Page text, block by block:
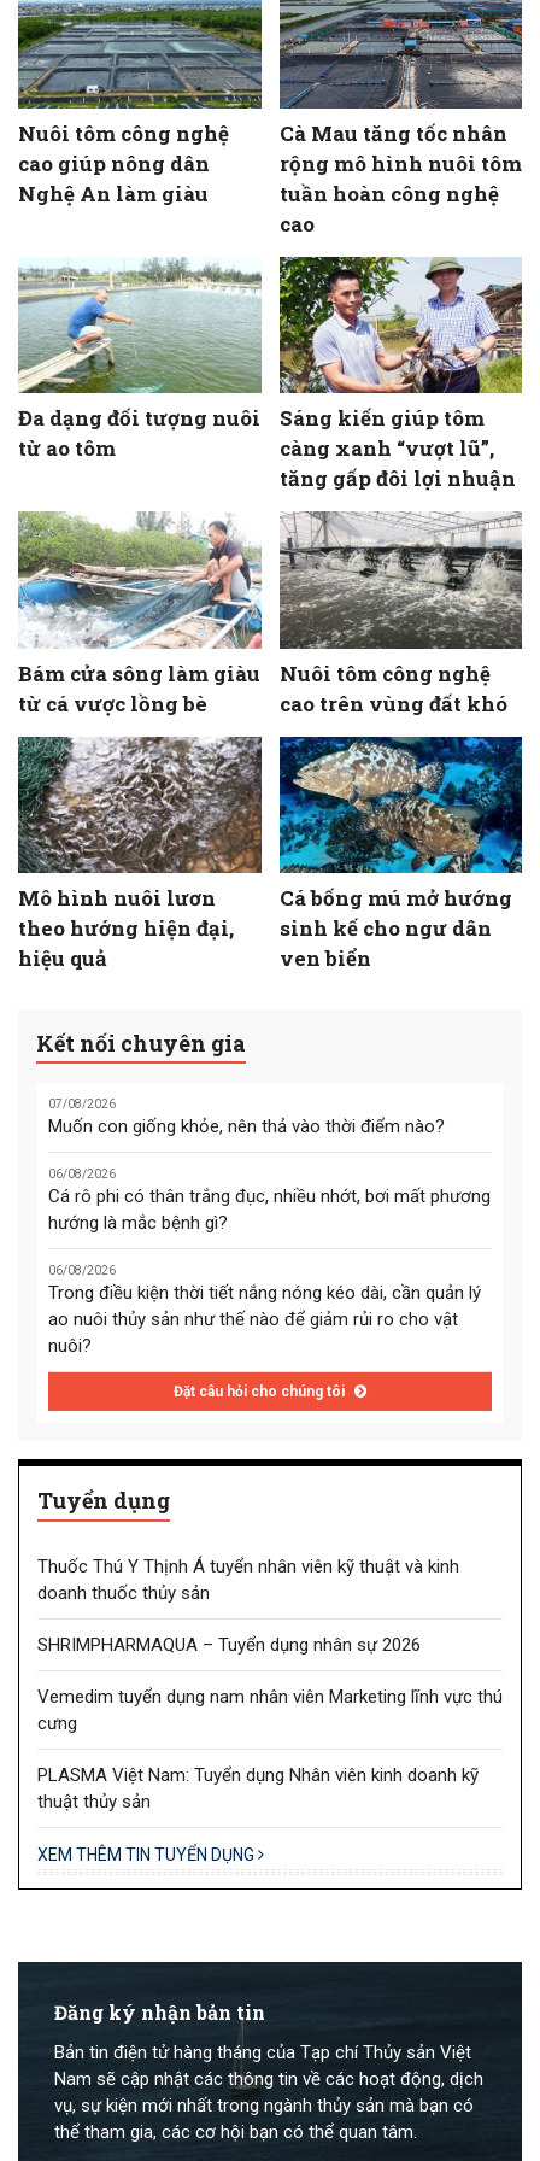
Nuôi tôm công nghệ
cao giúp nông dân
Nghệ An làm giàu
Cà Mau tăng tốc nhân
rộng mô hình nuôi tôm
tuần hoàn công nghệ
cao
Đa dạng đối tượng nuôi
từ ao tôm
Sáng kiến giúp tôm
càng xanh “vượt lũ”,
tăng gấp đôi lợi nhuận
Bám cửa sông làm giàu
từ cá vược lồng bè
Nuôi tôm công nghệ
cao trên vùng đất khó
Mô hình nuôi lươn
theo hướng hiện đại,
hiệu quả
Cá bống mú mở hướng
sinh kế cho ngư dân
ven biển
Kết nối chuyên gia
07/08/2026
Muốn con giống khỏe, nên thả vào thời điểm nào?
06/08/2026
Cá rô phi có thân trắng đục, nhiều nhớt, bơi mất phương
hướng là mắc bệnh gì?
06/08/2026
Trong điều kiện thời tiết nắng nóng kéo dài, cần quản lý
ao nuôi thủy sản như thế nào để giảm rủi ro cho vật
nuôi?
Đặt câu hỏi cho chúng tôi
Tuyển dụng
Thuốc Thú Y Thịnh Á tuyển nhân viên kỹ thuật và kinh
doanh thuốc thủy sản
SHRIMPHARMAQUA – Tuyển dụng nhân sự 2026
Vemedim tuyển dụng nam nhân viên Marketing lĩnh vực thú
cưng
PLASMA Việt Nam: Tuyển dụng Nhân viên kinh doanh kỹ
thuật thủy sản
XEM THÊM TIN TUYỂN DỤNG
Đăng ký nhận bản tin
Bản tin điện tử hàng tháng của Tạp chí Thủy sản Việt
Nam sẽ cập nhật các thông tin về các hoạt động, dịch
vụ, sự kiện mới nhất trong ngành thủy sản mà bạn có
thể tham gia, các cơ hội bạn có thể quan tâm.